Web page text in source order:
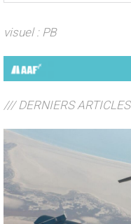
visuel : PB
/// DERNIERS ARTICLES